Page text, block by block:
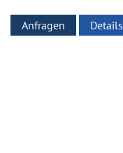
Anfragen Details